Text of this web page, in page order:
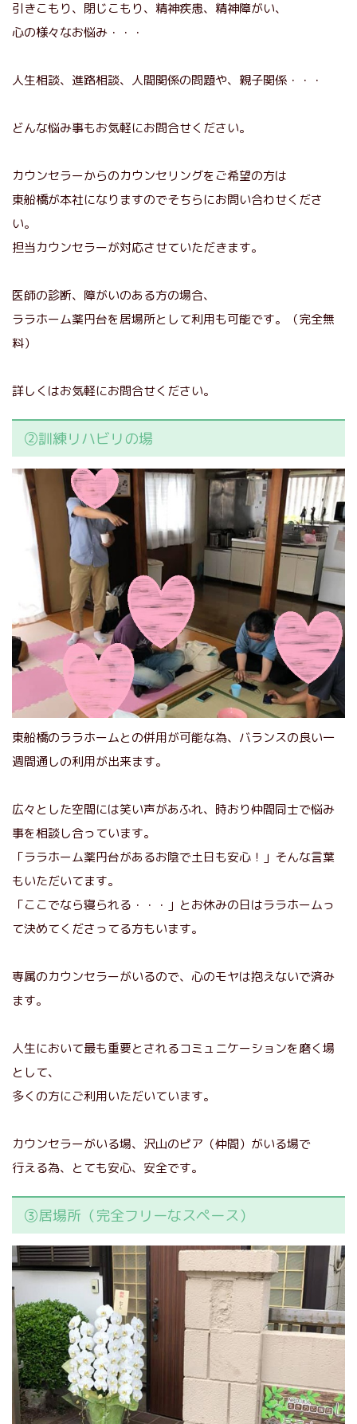
引きこもり、閉じこもり、精神疾患、精神障がい、
心の様々なお悩み・・・
人生相談、進路相談、人間関係の問題や、親子関係・・・
どんな悩み事もお気軽にお問合せください。
カウンセラーからのカウンセリングをご希望の方は
東船橋が本社になりますのでそちらにお問い合わせくださ
い。
担当カウンセラーが対応させていただきます。
医師の診断、障がいのある方の場合、
ララホーム薬円台を居場所として利用も可能です。（完全無
料）
詳しくはお気軽にお問合せください。
②訓練リハビリの場
東船橋のララホームとの併用が可能な為、バランスの良い一
週間通しの利用が出来ます。
広々とした空間には笑い声があふれ、時おり仲間同士で悩み
事を相談し合っています。
「ララホーム薬円台があるお陰で土日も安心！」そんな言葉
もいただいてます。
「ここでなら寝られる・・・」とお休みの日はララホームっ
て決めてくださってる方もいます。
専属のカウンセラーがいるので、心のモヤは抱えないで済み
ます。
人生において最も重要とされるコミュニケーションを磨く場
として、
多くの方にご利用いただいています。
カウンセラーがいる場、沢山のピア（仲間）がいる場で
行える為、とても安心、安全です。
③居場所（完全フリーなスペース）